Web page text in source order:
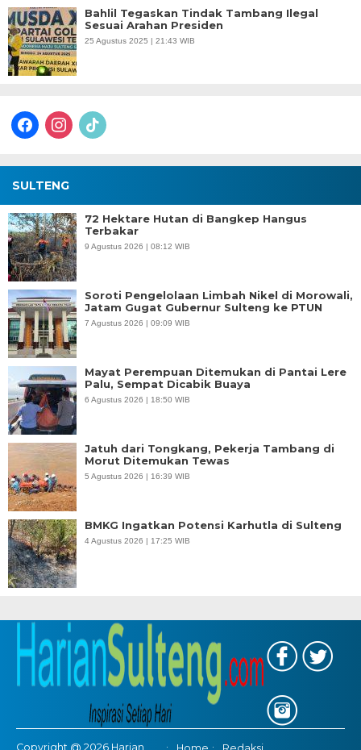
Bahlil Tegaskan Tindak Tambang Ilegal
Sesuai Arahan Presiden
25 Agustus 2025 | 21:43 WIB
facebookinstagram
tiktok
SULTENG
72 Hektare Hutan di Bangkep Hangus
Terbakar
9 Agustus 2026 | 08:12 WIB
Soroti Pengelolaan Limbah Nikel di Morowali,
Jatam Gugat Gubernur Sulteng ke PTUN
7 Agustus 2026 | 09:09 WIB
Mayat Perempuan Ditemukan di Pantai Lere
Palu, Sempat Dicabik Buaya
6 Agustus 2026 | 18:50 WIB
Jatuh dari Tongkang, Pekerja Tambang di
Morut Ditemukan Tewas
5 Agustus 2026 | 16:39 WIB
BMKG Ingatkan Potensi Karhutla di Sulteng
4 Agustus 2026 | 17:25 WIB
Copyright @ 2026 Harian